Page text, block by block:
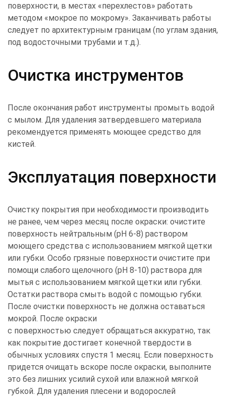
поверхности, в местах «перехлестов» работать
методом «мокрое по мокрому». Заканчивать работы
следует по архитектурным границам (по углам здания,
под водосточными трубами и т.д.).
Очистка инструментов
После окончания работ инструменты промыть водой
с мылом. Для удаления затвердевшего материала
рекомендуется применять моющее средство для
кистей.
Эксплуатация поверхности
Очистку покрытия при необходимости производить
не ранее, чем через месяц после окраски: очистите
поверхность нейтральным (pH 6-8) раствором
моющего средства с использованием мягкой щетки
или губки. Особо грязные поверхности очистите при
помощи слабого щелочного (pH 8-10) раствора для
мытья с использованием мягкой щетки или губки.
Остатки раствора смыть водой с помощью губки.
После очистки поверхность не должна оставаться
мокрой. После окраски
с поверхностью следует обращаться аккуратно, так
как покрытие достигает конечной твердости в
обычных условиях спустя 1 месяц. Если поверхность
придется очищать вскоре после окраски, выполните
это без лишних усилий сухой или влажной мягкой
губкой. Для удаления плесени и водорослей